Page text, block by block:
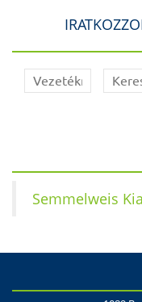
Semmelweis